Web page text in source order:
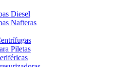
Diesel
Nafteras
Piletas